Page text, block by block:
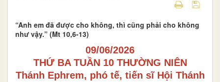
“Anh em đã được cho không, thì cũng phải cho không
như vậy.” (Mt 10,6-13)
09/06/2026
THỨ BA TUẦN 10 THƯỜNG NIÊN
Thánh Ephrem, phó tế, tiến sĩ Hội Thánh